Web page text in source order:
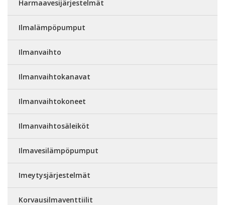
Harmaavesijärjestelmät
Ilmalämpöpumput
Ilmanvaihto
Ilmanvaihtokanavat
Ilmanvaihtokoneet
Ilmanvaihtosäleiköt
Ilmavesilämpöpumput
Imeytysjärjestelmät
Korvausilmaventtiilit